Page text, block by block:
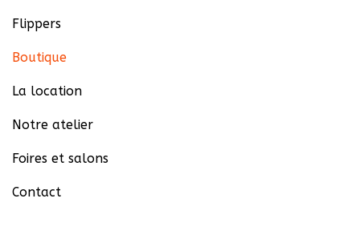
Flippers
Boutique
La location
Notre atelier
Foires et salons
Contact